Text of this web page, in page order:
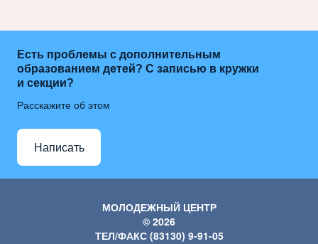
Есть проблемы с дополнительным
образованием детей? С записью в кружки
и секции?
Расскажите об этом
Написать
МОЛОДЕЖНЫЙ ЦЕНТР
© 2026
ТЕЛ/ФАКС (83130) 9-91-05